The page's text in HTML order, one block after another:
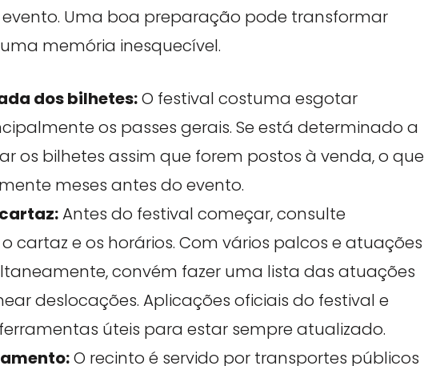
Uma boa preparação pode transformar
memória inesquecível.
dos bilhetes:O festival costuma esgotar
os passes gerais. Se está determinado a
os bilhetes assim que forem postos à venda, o que
meses antes do evento.
Antes do festival começar, consulte
cartaz e os horários. Com vários palcos e atuações
convém fazer uma lista das atuações
deslocações. Aplicações oficiais do festival e
úteis para estar sempre atualizado.
O recinto é servido por transportes públicos